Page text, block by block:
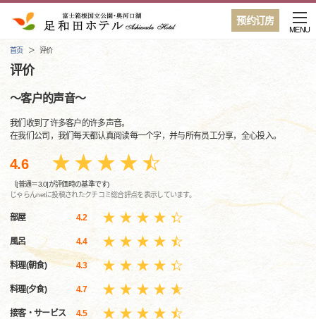
预约订房
MENU
首页 评价
评价
〜客户的声音〜
我们收到了许多客户的许多声音。
在我们公司，我们每天都认真阅读每一个字，并与所有员工分享，全心投入。
4.6
（[普通＝3.0]が評価時の基準です)
じゃらんnetに投稿されたクチコミ総合評点を表示しています。
部屋 4.2
風呂 4.4
料理(朝食) 4.3
料理(夕食) 4.7
接客・サービス 4.5